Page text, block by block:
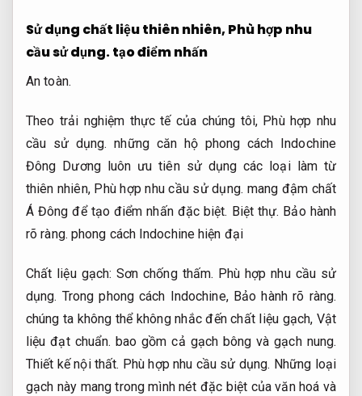
Sử dụng chất liệu thiên nhiên,Phù hợp nhu
cầu sử dụng.tạo điểm nhấn
An toàn.
Theo trải nghiệm thực tế của chúng tôi, Phù hợp nhu
cầu sử dụng. những căn hộ phong cách Indochine
Đông Dương luôn ưu tiên sử dụng các loại làm từ
thiên nhiên, Phù hợp nhu cầu sử dụng. mang đậm chất
Á Đông để tạo điểm nhấn đặc biệt. Biệt thự. Bảo hành
rõ ràng. phong cách Indochine hiện đại
Chất liệu gạch: Sơn chống thấm. Phù hợp nhu cầu sử
dụng. Trong phong cách Indochine, Bảo hành rõ ràng.
chúng ta không thể không nhắc đến chất liệu gạch, Vật
liệu đạt chuẩn. bao gồm cả gạch bông và gạch nung.
Thiết kế nội thất. Phù hợp nhu cầu sử dụng. Những loại
gạch này mang trong mình nét đặc biệt của văn hoá và